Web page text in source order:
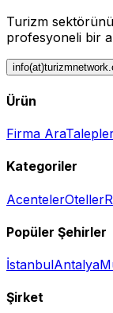
Turizm
profesyoneli bir
Ürün
Firma Ara
Kategoriler
AcentelerOteller
Popüler Şehirler
İstanbulAntalya
Şirket